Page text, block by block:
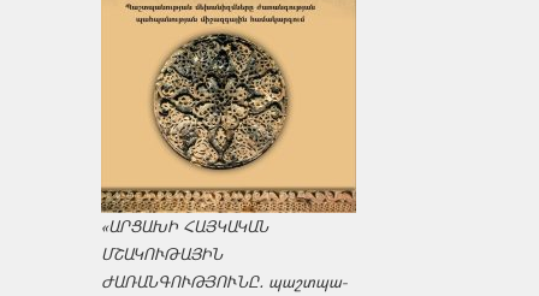
«ԱՐՑԱԽԻ ՀԱՅԿԱԿԱՆ
ՄՇԱԿՈՒԹԱՅԻՆ
ԺԱՌԱՆԳՈՒԹՅՈՒՆԸ․ պաշտպա­